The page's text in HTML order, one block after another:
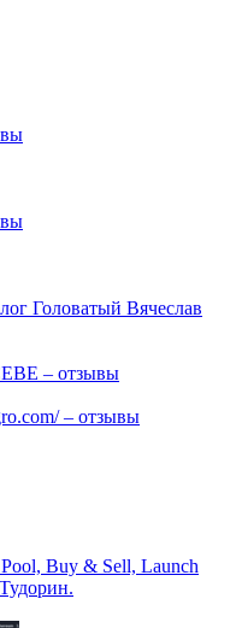
Головатый Вячеслав
– отзывы
– отзывы
Buy & Sell, Launch